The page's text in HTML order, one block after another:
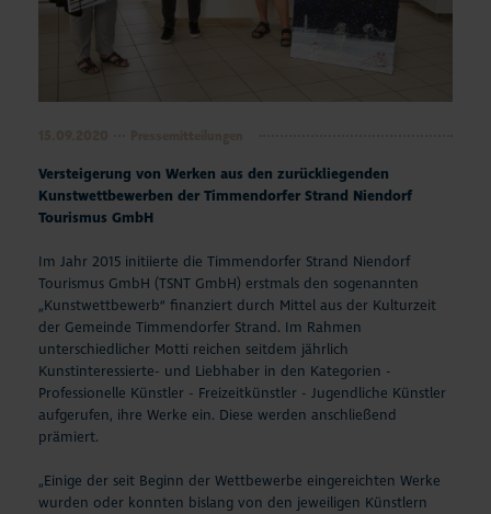
Versteigerung von Werken aus den zurückliegenden
Kunstwettbewerben der Timmendorfer Strand Niendorf
Tourismus GmbH
Im Jahr 2015 initiierte die Timmendorfer Strand Niendorf
Tourismus GmbH (TSNT GmbH) erstmals den sogenannten
„Kunstwettbewerb“ finanziert durch Mittel aus der Kulturzeit
der Gemeinde Timmendorfer Strand. Im Rahmen
unterschiedlicher Motti reichen seitdem jährlich
Kunstinteressierte- und Liebhaber in den Kategorien -
Professionelle Künstler - Freizeitkünstler - Jugendliche Künstler
aufgerufen, ihre Werke ein. Diese werden anschließend
prämiert.
„Einige der seit Beginn der Wettbewerbe eingereichten Werke
wurden oder konnten bislang von den jeweiligen Künstlern